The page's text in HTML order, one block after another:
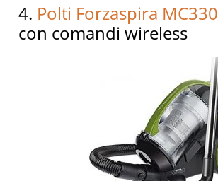
4. Polti Forzaspira MC330
con comandi wireless